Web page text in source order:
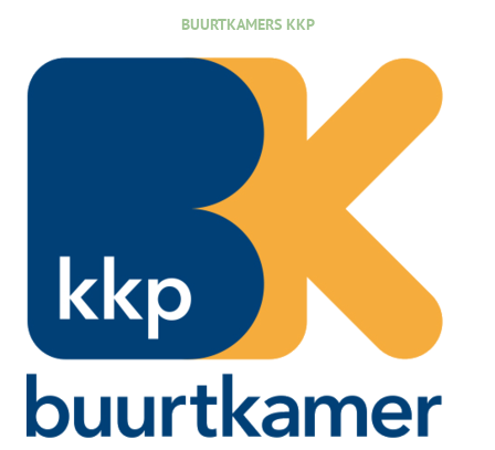
BUURTKAMERS KKP